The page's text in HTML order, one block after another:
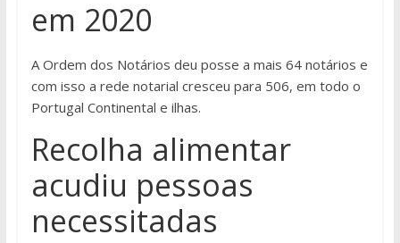
em 2020
A Ordem dos Notários deu posse a mais 64 notários e
com isso a rede notarial cresceu para 506, em todo o
Portugal Continental e ilhas.
Recolha alimentar
acudiu pessoas
necessitadas